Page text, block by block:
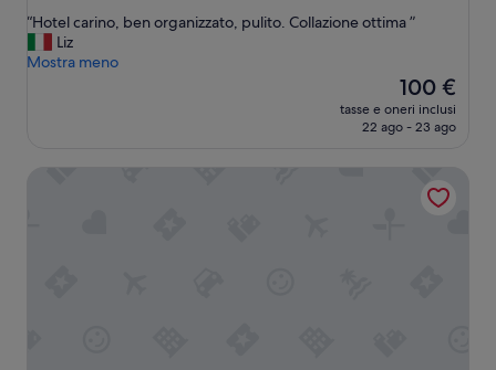
10,
Eccellente,
(457
“
o
“Hotel carino, ben organizzato, pulito. Collazione ottima ”
Liz
Mostra meno
Il
prezzo
attuale
100 €
tasse e oneri inclusi
22 ago - 23 ago